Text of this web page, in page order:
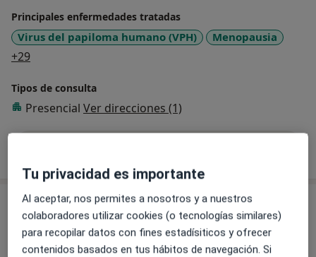
Principales enfermedades tratadas
Virus del papiloma humano (VPH) Menopausia
+29a11y_sr_more_diseases
Tipos de consulta
Presencial Ver direcciones (1)
Servicios y precios
Consulta Ginecología
120 € Detalles
Tu privacidad es importante
Al aceptar, nos permites a nosotros y a nuestros
colaboradores utilizar cookies (o tecnologías similares)
para recopilar datos con fines estadísiticos y ofrecer
contenidos basados en tus hábitos de navegación. Si